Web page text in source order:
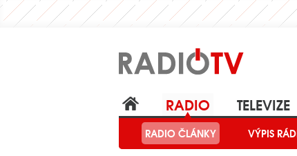
RADIO
RADIO ČLÁNKY VÝPIS
TELEVIZE